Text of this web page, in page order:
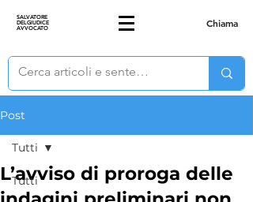
SALVATORE
DELGIUDICE
AVVOCATO Chiama
Post
Tutti
Tutti
L’avviso di proroga delle